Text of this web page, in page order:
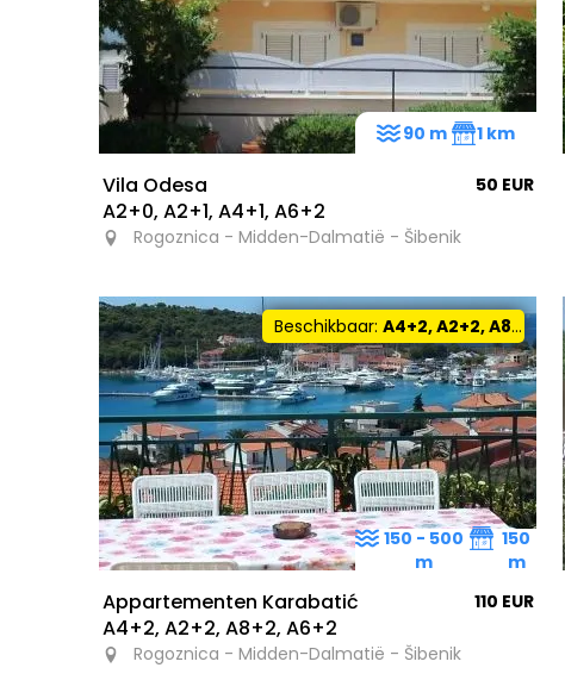
Vila Odesa
A2+0, A2+1, A4+1, A6+2
50 EUR
Rogoznica - Midden-Dalmatië - Šibenik
90 m 1 km
Beschikbaar:A4+2, A2+2, A8+2, A6+2
Appartementen Karabatić
A4+2, A2+2, A8+2, A6+2
110 EUR
Rogoznica - Midden-Dalmatië - Šibenik
150 - 500
m
150
m